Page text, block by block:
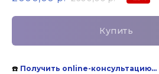
Купить
☎️ Получить online-консультацию…